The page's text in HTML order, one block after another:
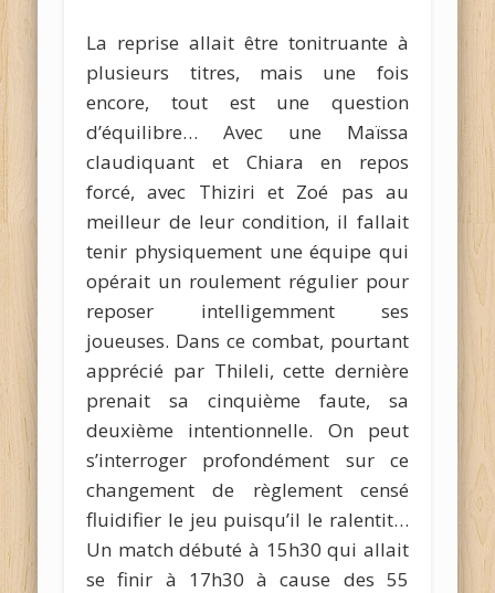
La reprise allait être tonitruante à
plusieurs titres, mais une fois
encore, tout est une question
d’équilibre… Avec une Maïssa
claudiquant et Chiara en repos
forcé, avec Thiziri et Zoé pas au
meilleur de leur condition, il fallait
tenir physiquement une équipe qui
opérait un roulement régulier pour
reposer intelligemment ses
joueuses. Dans ce combat, pourtant
apprécié par Thileli, cette dernière
prenait sa cinquième faute, sa
deuxième intentionnelle. On peut
s’interroger profondément sur ce
changement de règlement censé
fluidifier le jeu puisqu’il le ralentit…
Un match débuté à 15h30 qui allait
se finir à 17h30 à cause des 55